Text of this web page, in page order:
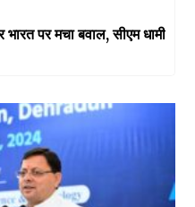
पर मचा बवाल, सीएम धामी